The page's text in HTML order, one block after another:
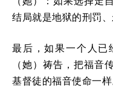
结局就是地狱的刑罚、
最后，如果一个人已
（她）祷告，把福音
基督徒的福音使命一样